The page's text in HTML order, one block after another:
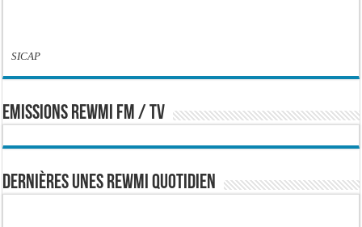
SICAP
EMISSIONS REWMI FM / TV
Dernières Unes Rewmi Quotidien